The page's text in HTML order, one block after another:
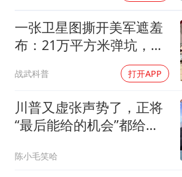
一张卫星图撕开美军遮羞
布：21万平方米弹坑，美
国捂了5个月的账本终于
藏不住了
战武科普 打开APP
川普又虚张声势了，正将
“最后能给的机会”都给伊
陈小毛笑哈